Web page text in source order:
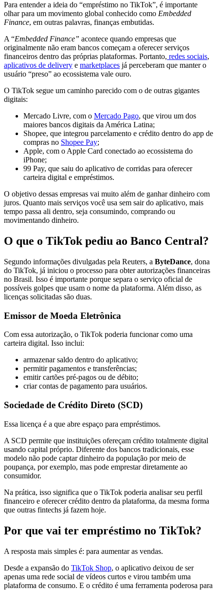
Para entender a ideia do “empréstimo no TikTok”, é importante
olhar para um movimento global conhecido como Embedded
Finance, em outras palavras, finanças embutidas.
A “Embedded Finance” acontece quando empresas que
originalmente não eram bancos começam a oferecer serviços
financeiros dentro das próprias plataformas. Portanto, redes sociais,
aplicativos de delivery e marketplaces já perceberam que manter o
usuário “preso” ao ecossistema vale ouro.
O TikTok segue um caminho parecido com o de outras gigantes
digitais:
Mercado Livre, com o Mercado Pago, que virou um dos
maiores bancos digitais da América Latina;
Shopee, que integrou parcelamento e crédito dentro do app de
compras no Shopee Pay;
Apple, com o Apple Card conectado ao ecossistema do
iPhone;
99 Pay, que saiu do aplicativo de corridas para oferecer
carteira digital e empréstimos.
O objetivo dessas empresas vai muito além de ganhar dinheiro com
juros. Quanto mais serviços você usa sem sair do aplicativo, mais
tempo passa ali dentro, seja consumindo, comprando ou
movimentando dinheiro.
O que o TikTok pediu ao Banco Central?
Segundo informações divulgadas pela Reuters, a ByteDance, dona
do TikTok, já iniciou o processo para obter autorizações financeiras
no Brasil. Isso é importante porque separa o serviço oficial de
possíveis golpes que usam o nome da plataforma. Além disso, as
licenças solicitadas são duas.
Emissor de Moeda Eletrônica
Com essa autorização, o TikTok poderia funcionar como uma
carteira digital. Isso inclui:
armazenar saldo dentro do aplicativo;
permitir pagamentos e transferências;
emitir cartões pré-pagos ou de débito;
criar contas de pagamento para usuários.
Sociedade de Crédito Direto (SCD)
Essa licença é a que abre espaço para empréstimos.
A SCD permite que instituições ofereçam crédito totalmente digital
usando capital próprio. Diferente dos bancos tradicionais, esse
modelo não pode captar dinheiro da população por meio de
poupança, por exemplo, mas pode emprestar diretamente ao
consumidor.
Na prática, isso significa que o TikTok poderia analisar seu perfil
financeiro e oferecer crédito dentro da plataforma, da mesma forma
que outras fintechs já fazem hoje.
Por que vai ter empréstimo no TikTok?
A resposta mais simples é: para aumentar as vendas.
Desde a expansão do TikTok Shop, o aplicativo deixou de ser
apenas uma rede social de vídeos curtos e virou também uma
plataforma de consumo. E o crédito é uma ferramenta poderosa para